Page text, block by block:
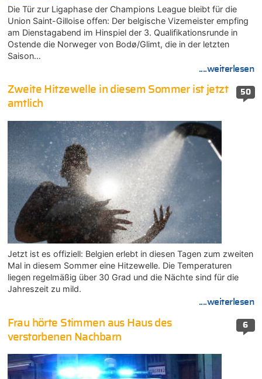
Die Tür zur Ligaphase der Champions League bleibt für die
Union Saint-Gilloise offen: Der belgische Vizemeister empfing
am Dienstagabend im Hinspiel der 3. Qualifikationsrunde in
Ostende die Norweger von Bodø/Glimt, die in der letzten
Saison…
....weiterlesen
50
Zweite Hitzewelle in diesem Sommer ist jetzt
amtlich
Jetzt ist es offiziell: Belgien erlebt in diesen Tagen zum zweiten
Mal in diesem Sommer eine Hitzewelle. Die Temperaturen
liegen regelmäßig über 30 Grad und die Nächte sind für die
Jahreszeit zu mild.
....weiterlesen
6
Frau hörte Stimmen aus Haus des
verstorbenen Nachbarn